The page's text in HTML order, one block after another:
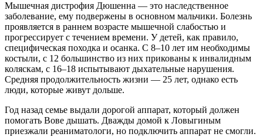
Мышечная дистрофия Дюшенна — это наследственное
заболевание, ему подвержены в основном мальчики. Болезнь
проявляется в раннем возрасте мышечной слабостью и
прогрессирует с течением времени. У детей, как правило,
специфическая походка и осанка. С 8–10 лет им необходимы
костыли, с 12 большинство из них прикованы к инвалидным
коляскам, с 16–18 испытывают дыхательные нарушения.
Средняя продолжительность жизни — 25 лет, однако есть
люди, которые живут дольше.
Год назад семье выдали дорогой аппарат, который должен
помогать Вове дышать. Дважды домой к Ловыгиным
приезжали реаниматологи, но подключить аппарат не смогли.